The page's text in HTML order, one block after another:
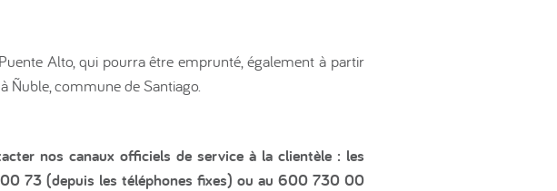
Alto, qui pourra être emprunté, également à partir
Ñuble, commune de Santiago.
nos canaux officiels de service à la clientèle : les
00 73 (depuis les téléphones fixes) ou au 600 730 00